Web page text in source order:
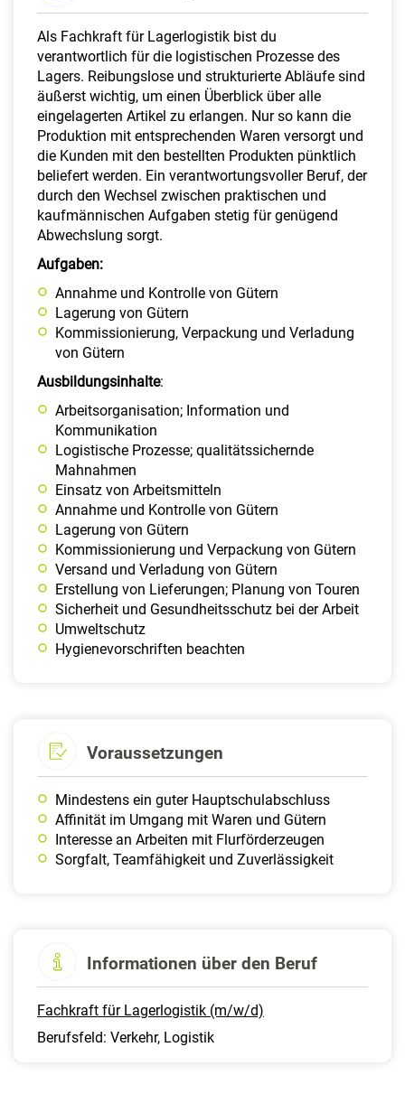
Als Fachkraft für Lagerlogistik bist du
verantwortlich für die logistischen Prozesse des
Lagers. Reibungslose und strukturierte Abläufe sind
äußerst wichtig, um einen Überblick über alle
eingelagerten Artikel zu erlangen. Nur so kann die
Produktion mit entsprechenden Waren versorgt und
die Kunden mit den bestellten Produkten pünktlich
beliefert werden. Ein verantwortungsvoller Beruf, der
durch den Wechsel zwischen praktischen und
kaufmännischen Aufgaben stetig für genügend
Abwechslung sorgt.
Aufgaben:
Annahme und Kontrolle von Gütern
Lagerung von Gütern
Kommissionierung, Verpackung und Verladung
von Gütern
Ausbildungsinhalte:
Arbeitsorganisation; Information und
Kommunikation
Logistische Prozesse; qualitätssichernde
Mahnahmen
Einsatz von Arbeitsmitteln
Annahme und Kontrolle von Gütern
Lagerung von Gütern
Kommissionierung und Verpackung von Gütern
Versand und Verladung von Gütern
Erstellung von Lieferungen; Planung von Touren
Sicherheit und Gesundheitsschutz bei der Arbeit
Umweltschutz
Hygienevorschriften beachten
Voraussetzungen
Mindestens ein guter Hauptschulabschluss
Affinität im Umgang mit Waren und Gütern
Interesse an Arbeiten mit Flurförderzeugen
Sorgfalt, Teamfähigkeit und Zuverlässigkeit
Informationen über den Beruf
Fachkraft für Lagerlogistik (m/w/d)
Berufsfeld: Verkehr, Logistik